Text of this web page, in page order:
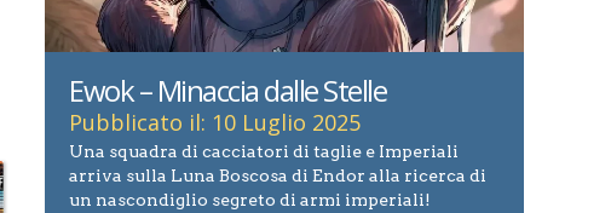
Ewok – Minaccia dalle Stelle
Pubblicato il: 10 Luglio 2025
Una squadra di cacciatori di taglie e Imperiali
arriva sulla Luna Boscosa di Endor alla ricerca di
un nascondiglio segreto di armi imperiali!